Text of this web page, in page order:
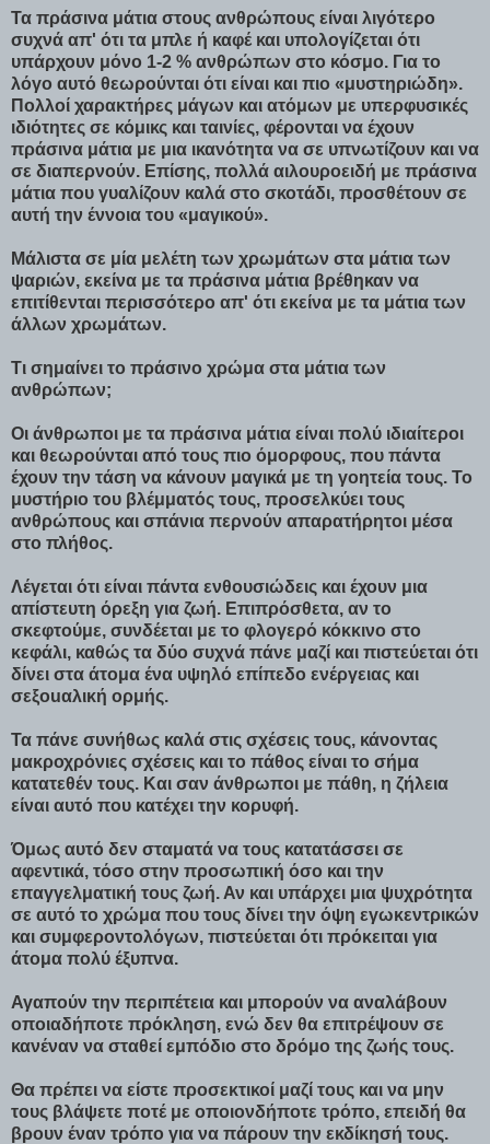
Τα πράσινα μάτια στους ανθρώπους είναι λιγότερο
συχνά απ' ότι τα μπλε ή καφέ και υπολογίζεται ότι
υπάρχουν μόνο 1-2 % ανθρώπων στο κόσμο. Για το
λόγο αυτό θεωρούνται ότι είναι και πιο «μυστηριώδη».
Πολλοί χαρακτήρες μάγων και ατόμων με υπερφυσικές
ιδιότητες σε κόμικς και ταινίες, φέρονται να έχουν
πράσινα μάτια με μια ικανότητα να σε υπνωτίζουν και να
σε διαπερνούν. Επίσης, πολλά αιλουροειδή με πράσινα
μάτια που γυαλίζουν καλά στο σκοτάδι, προσθέτουν σε
αυτή την έννοια του «μαγικού».
Μάλιστα σε μία μελέτη των χρωμάτων στα μάτια των
ψαριών, εκείνα με τα πράσινα μάτια βρέθηκαν να
επιτίθενται περισσότερο απ' ότι εκείνα με τα μάτια των
άλλων χρωμάτων.
Τι σημαίνει το πράσινο χρώμα στα μάτια των
ανθρώπων;
Οι άνθρωποι με τα πράσινα μάτια είναι πολύ ιδιαίτεροι
και θεωρούνται από τους πιο όμορφους, που πάντα
έχουν την τάση να κάνουν μαγικά με τη γοητεία τους. Το
μυστήριο του βλέμματός τους, προσελκύει τους
ανθρώπους και σπάνια περνούν απαρατήρητοι μέσα
στο πλήθος.
Λέγεται ότι είναι πάντα ενθουσιώδεις και έχουν μια
απίστευτη όρεξη για ζωή. Επιπρόσθετα, αν το
σκεφτούμε, συνδέεται με το φλογερό κόκκινο στο
κεφάλι, καθώς τα δύο συχνά πάνε μαζί και πιστεύεται ότι
δίνει στα άτομα ένα υψηλό επίπεδο ενέργειας και
σεξοuαλική ορμής.
Τα πάνε συνήθως καλά στις σχέσεις τους, κάνοντας
μακροχρόνιες σχέσεις και το πάθος είναι το σήμα
κατατεθέν τους. Και σαν άνθρωποι με πάθη, η ζήλεια
είναι αυτό που κατέχει την κορυφή.
Όμως αυτό δεν σταματά να τους κατατάσσει σε
αφεντικά, τόσο στην προσωπική όσο και την
επαγγελματική τους ζωή. Αν και υπάρχει μια ψυχρότητα
σε αυτό το χρώμα που τους δίνει την όψη εγωκεντρικών
και συμφεροντολόγων, πιστεύεται ότι πρόκειται για
άτομα πολύ έξυπνα.
Αγαπούν την περιπέτεια και μπορούν να αναλάβουν
οποιαδήποτε πρόκληση, ενώ δεν θα επιτρέψουν σε
κανέναν να σταθεί εμπόδιο στο δρόμο της ζωής τους.
Θα πρέπει να είστε προσεκτικοί μαζί τους και να μην
τους βλάψετε ποτέ με οποιονδήποτε τρόπο, επειδή θα
βρουν έναν τρόπο για να πάρουν την εκδίκησή τους.